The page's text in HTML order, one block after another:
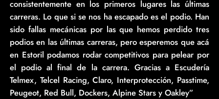
consistentemente en los primeros lugares las últimas
carreras. Lo que si se nos ha escapado es el podio. Han
sido fallas mecánicas por las que hemos perdido tres
podios en las últimas carreras, pero esperemos que acá
en Estoril podamos rodar competitivos para pelear por
el podio al final de la carrera. Gracias a Escudería
Telmex, Telcel Racing, Claro, Interprotección, Passtime,
Peugeot, Red Bull, Dockers, Alpine Stars y Oakley”